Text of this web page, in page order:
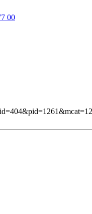
00